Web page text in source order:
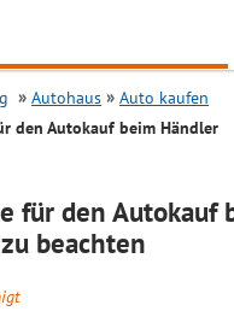
Autohaus
Auto kaufen
den Autokauf beim Händler
für den Autokauf
beachten